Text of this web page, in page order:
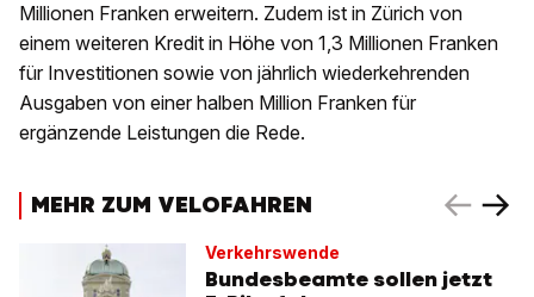
Millionen Franken erweitern. Zudem ist in Zürich von
einem weiteren Kredit in Höhe von 1,3 Millionen Franken
für Investitionen sowie von jährlich wiederkehrenden
Ausgaben von einer halben Million Franken für
ergänzende Leistungen die Rede.
MEHR ZUM VELOFAHREN
Verkehrswende
Bundesbeamte sollen jetzt